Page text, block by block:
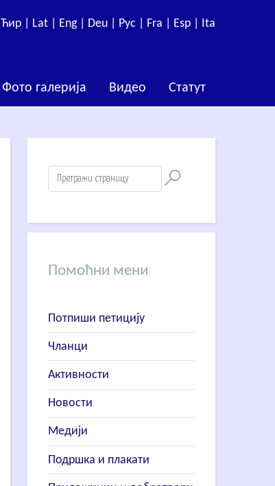
Ћир | Lat | Eng | Deu | Рус | Fra | Esp | Ita
Фото галерија Видео Статут
Помоћни мени
Потпиши петицију
Чланци
Активности
Новости
Медији
Подршка и плакати